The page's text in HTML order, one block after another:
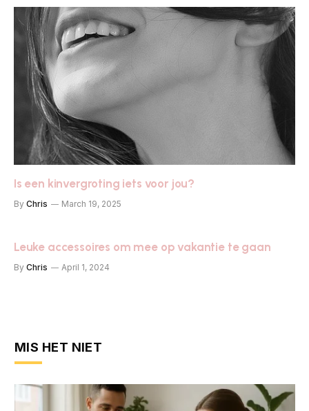
Is een kinvergroting iets voor jou?
By Chris March 19, 2025
Leuke accessoires om mee op vakantie te gaan
By Chris April 1, 2024
MIS HET NIET